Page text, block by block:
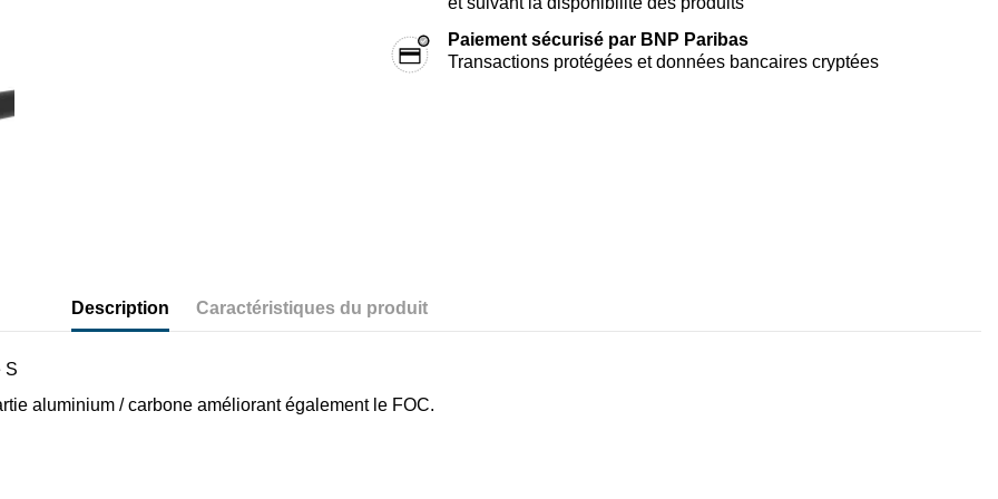
Paiement sécurisé par BNP Paribas
Transactions protégées et données bancaires cryptées
Description Caractéristiques du produit
S
aluminium / carbone améliorant également le FOC.